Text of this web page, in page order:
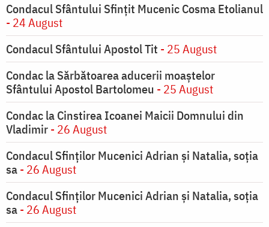
Condacul Sfântului Sfinţit Mucenic Cosma Etolianul
- 24 August
Condacul Sfântului Apostol Tit - 25 August
Condac la Sărbătoarea aducerii moaştelor
Sfântului Apostol Bartolomeu - 25 August
Condac la Cinstirea Icoanei Maicii Domnului din
Vladimir- 26 August
Condacul Sfinţilor Mucenici Adrian şi Natalia, soţia
sa- 26 August
Condacul Sfinţilor Mucenici Adrian şi Natalia, soţia
sa- 26 August